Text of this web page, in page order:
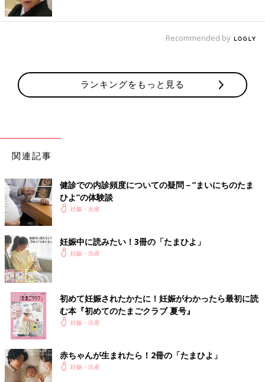
Recommended by
ランキングをもっと見る
関連記事
健診での内診頻度についての疑問－”まいにちのたま
ひよ”の体験談
妊娠・出産
妊娠中に読みたい！3冊の「たまひよ」
妊娠・出産
初めて妊娠されたかたに！妊娠がわかったら最初に読
む本『初めてのたまごクラブ 夏号』
妊娠・出産
赤ちゃんが生まれたら！2冊の「たまひよ」
妊娠・出産